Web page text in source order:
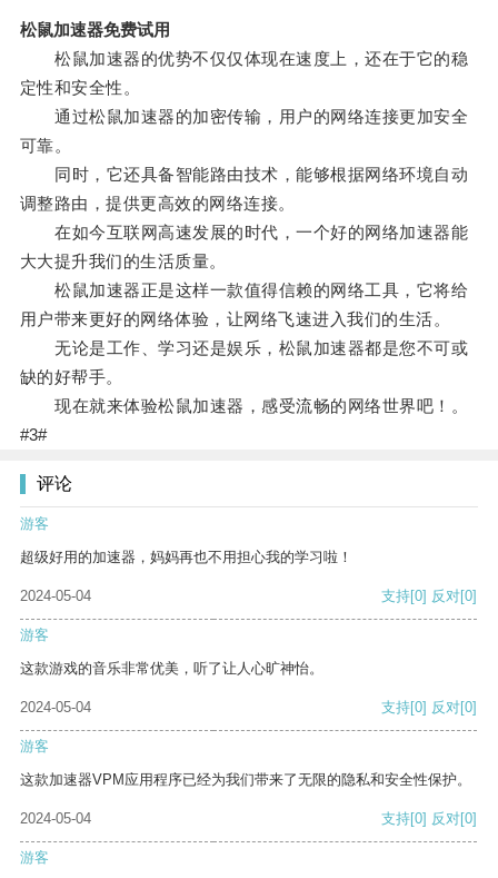
松鼠加速器免费试用
松鼠加速器的优势不仅仅体现在速度上，还在于它的稳
定性和安全性。
通过松鼠加速器的加密传输，用户的网络连接更加安全
可靠。
同时，它还具备智能路由技术，能够根据网络环境自动
调整路由，提供更高效的网络连接。
在如今互联网高速发展的时代，一个好的网络加速器能
大大提升我们的生活质量。
松鼠加速器正是这样一款值得信赖的网络工具，它将给
用户带来更好的网络体验，让网络飞速进入我们的生活。
无论是工作、学习还是娱乐，松鼠加速器都是您不可或
缺的好帮手。
现在就来体验松鼠加速器，感受流畅的网络世界吧！。
#3#
评论
游客
超级好用的加速器，妈妈再也不用担心我的学习啦！
2024-05-04 支持[0] 反对[0]
游客
这款游戏的音乐非常优美，听了让人心旷神怡。
2024-05-04 支持[0] 反对[0]
游客
这款加速器VPM应用程序已经为我们带来了无限的隐私和安全性保护。
2024-05-04 支持[0] 反对[0]
游客